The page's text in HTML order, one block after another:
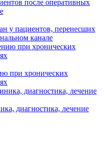
у пациентов, перенесших
канале
при хронических
диагностика, лечение